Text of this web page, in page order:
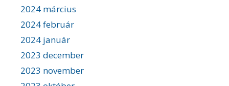
2024 március
2024 február
2024 január
2023 december
2023 november